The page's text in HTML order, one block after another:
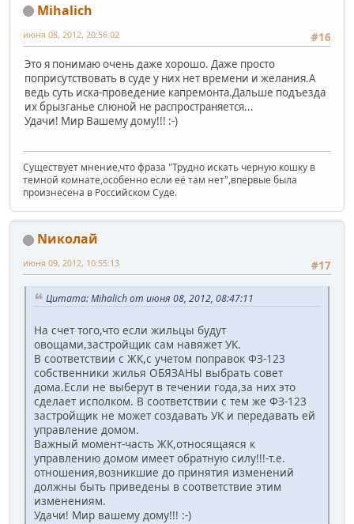
Mihalich
#16
июня 08, 2012, 20:56:02
Это я понимаю очень даже хорошо. Даже просто
поприсутствовать в суде у них нет времени и желания.А
ведь суть иска-проведение капремонта.Дальше подъезда
их брызганье слюной не распространяется...
Удачи! Мир Вашему дому!!! :-)
Существует мнение,что фраза "Трудно искать черную кошку в
темной комнате,особенно если её там нет",впервые была
произнесена в Российском Суде.
Nиколай
#17
июня 09, 2012, 10:55:13
Цитата: Mihalich от июня 08, 2012, 08:47:11
На счет того,что если жильцы будут
овощами,застройщик сам навяжет УК.
В соответствии с ЖК,с учетом поправок ФЗ-123
собственники жилья ОБЯЗАНЫ выбрать совет
дома.Если не выберут в течении года,за них это
сделает исполком. В соответствии с тем же ФЗ-123
застройщик не может создавать УК и передавать ей
управление домом.
Важный момент-часть ЖК,относящаяся к
управлению домом имеет обратную силу!!!-т.е.
отношения,возникшие до принятия изменений
должны быть приведены в соответствие этим
изменениям.
Удачи! Мир вашему дому!!! :-)